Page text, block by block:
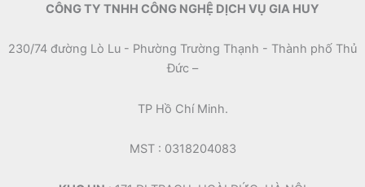
CÔNG TY TNHH CÔNG NGHỆ DỊCH VỤ GIA HUY
230/74 đường Lò Lu - Phường Trường Thạnh - Thành phố Thủ
Đức –
TP Hồ Chí Minh.
MST : 0318204083